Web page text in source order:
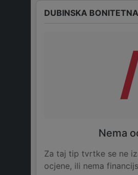
DUBINSKA
Nema
Za taj tip tvrtke se ne
ocjene, ili nema